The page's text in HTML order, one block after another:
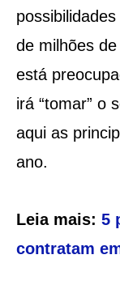
de milhões
está
irá “tomar” o
aqui as
ano.
Leia mais: 5
contratam